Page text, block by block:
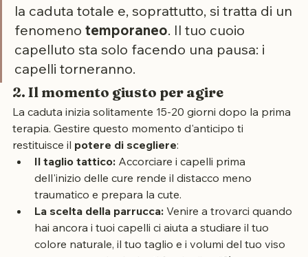
Il lato positivo: Non tutti i farmaci causano
la caduta totale e, soprattutto, si tratta di un
fenomeno temporaneo. Il tuo cuoio
capelluto sta solo facendo una pausa: i
capelli torneranno.
2. Il momento giusto per agire
La caduta inizia solitamente 15-20 giorni dopo la prima
terapia. Gestire questo momento d'anticipo ti
restituisce il potere di scegliere
Il taglio tattico: Accorciare i capelli prima
dell'inizio delle cure rende il distacco meno
traumatico e prepara la cute.
La scelta della parrucca: Venire a trovarci quando
hai ancora i tuoi capelli ci aiuta a studiare il tuo